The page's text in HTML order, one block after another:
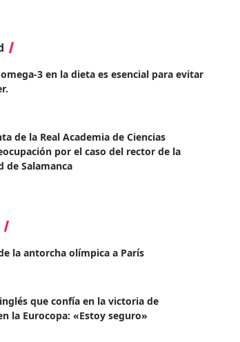
3 en la dieta es esencial para evitar
de la Real Academia de Ciencias
por el caso del rector de la
de Salamanca
la antorcha olímpica a París
que confía en la victoria de
la Eurocopa: «Estoy seguro»